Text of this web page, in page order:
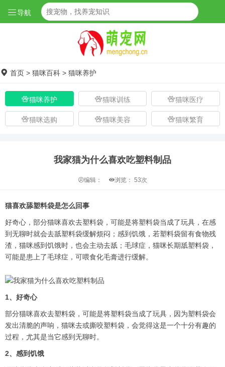
导航
首页 > 猫咪百科 > 猫咪养护
猫咪养护 猫咪训练 猫咪医疗
猫咪选购 猫咪美容 猫咪繁育
我家猫为什么喜欢吃塑料制品
编辑： 浏览： 53次
猫喜欢舔塑料袋是怎么回事
好奇心，部分猫咪喜欢去塑料袋，可能是将塑料袋当成了玩具，在感
到无聊时就会去舐塑料袋缓解烦闷；感到饥饿，若塑料袋留有食物残
渣，猫咪感到饥饿时，也会主动去舐；毛球症，猫咪长期舐塑料袋，
可能是患上了毛球症，可喂食化毛膏进行缓解。
1、好奇心
部分猫咪喜欢去塑料袋，可能是将塑料袋当成了玩具，因为塑料袋会
发出清脆的声响，猫咪去或撕咬塑料袋，会觉得这是一个十分有趣的
过程，尤其是当它感到无聊时。
2、感到饥饿